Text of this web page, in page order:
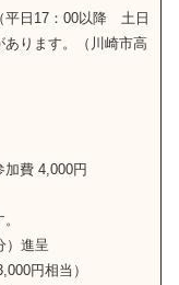
平日17：00以降 土日
あります。（川崎市高
加費 4,000円
）進呈
円相当）